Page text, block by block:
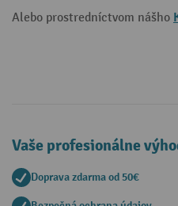
Alebo prostredníctvom nášho
Vaše profesionálne
Doprava zdarma od 50€